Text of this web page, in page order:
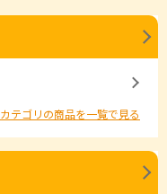
カテゴリの商品を一覧で見る